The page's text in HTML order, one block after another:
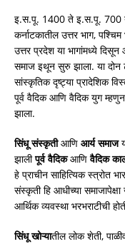
इ.स.पू. 1400 ते इ.स.पू. 700 या
कर्नाटकातील उत्तर भाग,
उत्तर प्रदेश या भागांमध्ये
समाज इथून सुरु झाला. या दोन
सांस्कृतिक दृष्ट्या प्रादेशिक
पूर्व वैदिक आणि वैदिक युग
झाला.
सिंधूसंस्कृतीआणि आर्यसमाज
झालीपूर्ववैदिकआणिवैदिक
हे प्राचीन साहित्यिक स्त्रोत
संस्कृती हि आधीच्या
आर्थिक व्यवस्था भरभराटीची
सिंधूखोऱ्यातील लोक शेती,